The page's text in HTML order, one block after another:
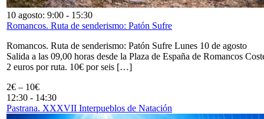
10 agosto: 9:00 - 15:30
Romancos. Ruta de senderismo: Patón Sufre
Romancos. Ruta de senderismo: Patón Sufre Lunes 10 de agosto
Salida a las 09,00 horas desde la Plaza de España de Romancos
2 euros por ruta. 10€ por seis […]
2€ – 10€
12:30 - 14:30
Pastrana. XXXVII Interpueblos de Natación